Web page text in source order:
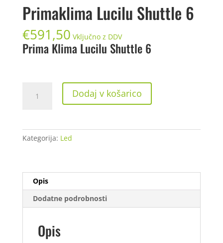
Primaklima Lucilu Shuttle 6
€591,50 Vključno z DDV
Prima Klima Lucilu Shuttle 6
Lucilu
količina
Dodaj v košarico
Kategorija: Led
Opis
Dodatne podrobnosti
Opis